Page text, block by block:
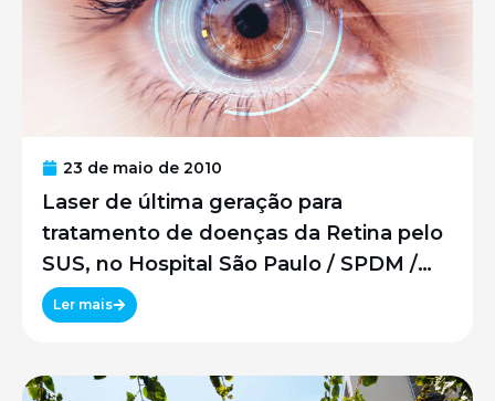
23 de maio de 2010
Laser de última geração para
tratamento de doenças da Retina pelo
SUS, no Hospital São Paulo / SPDM /
UNIFESP
Ler mais